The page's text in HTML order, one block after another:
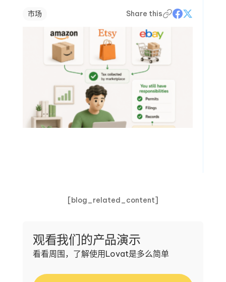
市场 Share this
[blog_related_content]
观看我们的产品演示
看看周围，了解使用Lovat是多么简单